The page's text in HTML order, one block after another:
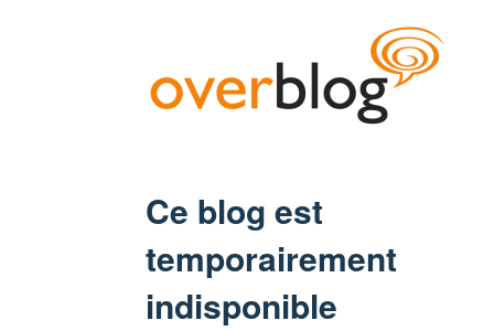
Ce blog est
temporairement
indisponible